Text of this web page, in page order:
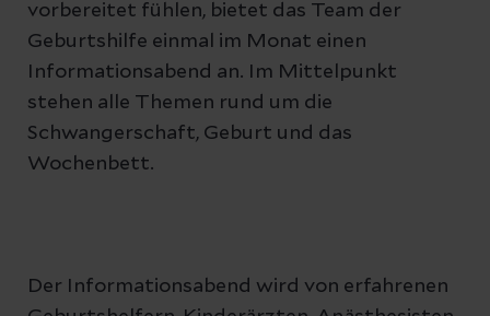
vorbereitet fühlen, bietet das Team der
Geburtshilfe einmal im Monat einen
Informationsabend an. Im Mittelpunkt
stehen alle Themen rund um die
Schwangerschaft, Geburt und das
Wochenbett.
Der Informationsabend wird von erfahrenen